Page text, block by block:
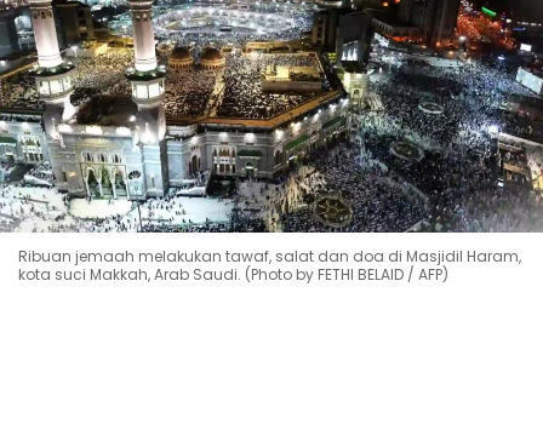
Ribuan jemaah melakukan tawaf, salat dan doa di Masjidil Haram,
kota suci Makkah, Arab Saudi. (Photo by FETHI BELAID / AFP)